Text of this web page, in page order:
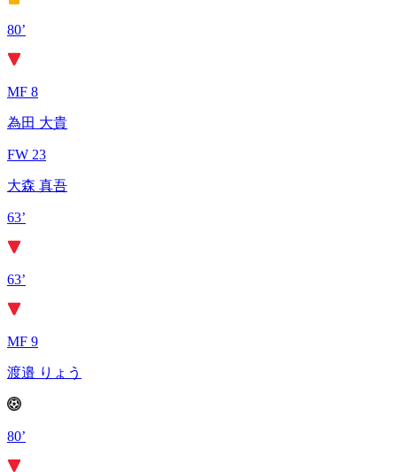
80’
MF 8
為田 大貴
FW 23
大森 真吾
63’
63’
MF 9
渡邉 りょう
80’